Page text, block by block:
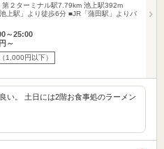
第２ターミナル駅7.79km 池上駅392m
上駅」より徒歩6分 ■JR「蒲田駅」よりバ
～25:00
～
1,000円以下）
い。 土日には2階お食事処のラーメン